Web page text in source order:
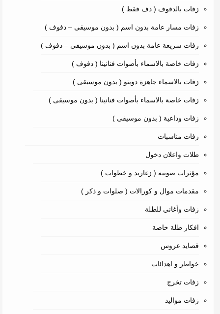
زفات بالدفوف ( دف فقط )
زفات مسار عامة بدون اسم ( بدون موسيقى – دفوف )
زفات سريعة عامة بدون اسم ( بدون موسيقى – دفوف )
زفات خاصة بالاسماء بأصوات فنانينا ( دفوف )
زفات بالاسماء جاهزة دويتو ( بدون موسيقى )
زفات خاصة بالاسماء بأصوات فنانينا ( بدون موسيقى )
زفات وداعية ( بدون موسيقى )
زفات مناسبات
طلات واعلان دخول
مؤثرات صوتية ( زغاريد و خطوات )
مقدمات موال و كورالات ( صلوات و ذكر )
زفات وأغاني للطلة
افكار طلة خاصة
قصايد عروس
خواطر و اهدائات
زفات تخرج
زفات مواليد